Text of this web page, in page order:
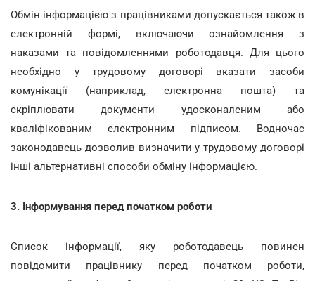
Обмін інформацією з працівниками допускається також в
електронній формі, включаючи ознайомлення з
наказами та повідомленнями роботодавця. Для цього
необхідно у трудовому договорі вказати засоби
комунікації (наприклад, електронна пошта) та
скріплювати документи удосконаленим або
кваліфікованим електронним підписом. Водночас
законодавець дозволив визначити у трудовому договорі
інші альтернативні способи обміну інформацією.
3. Інформування перед початком роботи
Список інформації, яку роботодавець повинен
повідомити працівнику перед початком роботи,